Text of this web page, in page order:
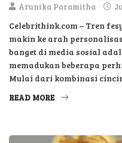
Arunika Paramitha
Celebrithink.com – Tren
makin ke arah
banget di media sosial
memadukan beberapa
Mulai dari kombinasi
READ MORE